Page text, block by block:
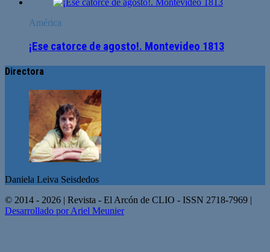
América
¡Ese catorce de agosto!. Montevideo 1813
Directora
Daniela Leiva Seisdedos
© 2014 - 2026 | Revista - El Arcón de CLIO - ISSN 2718-7969 |
Desarrollado por Ariel Meunier